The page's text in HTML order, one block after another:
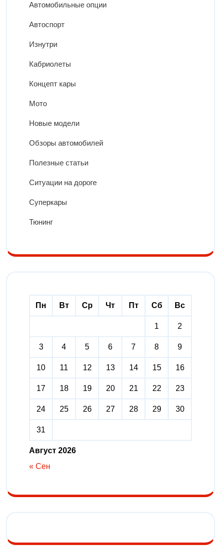
Автомобильные опции
Автоспорт
Изнутри
Кабриолеты
Концепт кары
Мото
Новые модели
Обзоры автомобилей
Полезные статьи
Ситуации на дороге
Суперкары
Тюнинг
Август 2026
Пн Вт Ср Чт Пт Сб Вс
1 2
3 4 5 6 7 8 9
10 11 12 13 14 15 16
17 18 19 20 21 22 23
24 25 26 27 28 29 30
31
« Сен